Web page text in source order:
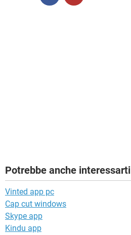
Potrebbe anche interessarti
Vinted app pc
Cap cut windows
Skype app
Kindu app